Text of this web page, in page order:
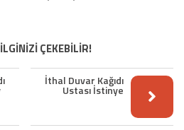
ÇEKEBİLİR!
İthal Duvar Kağıdı
Ustası İstinye